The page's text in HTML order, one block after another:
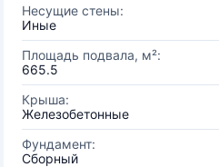
Несущие стены:
Иные
Площадь подвала, м²:
665.5
Крыша:
Железобетонные
Фундамент:
Сборный